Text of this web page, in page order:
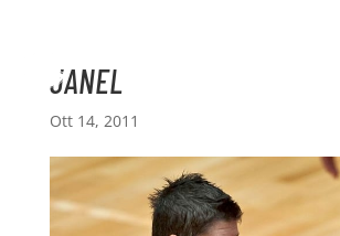
JANEL
Ott 14, 2011